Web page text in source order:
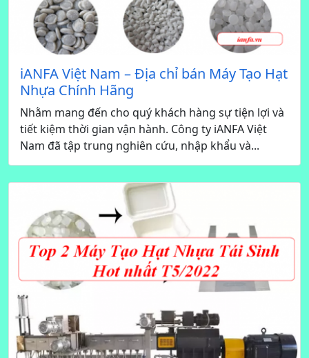
iANFA Việt Nam – Địa chỉ bán Máy Tạo Hạt
Nhựa Chính Hãng
Nhằm mang đến cho quý khách hàng sự tiện lợi và
tiết kiệm thời gian vận hành. Công ty iANFA Việt
Nam đã tập trung nghiên cứu, nhập khẩu và...